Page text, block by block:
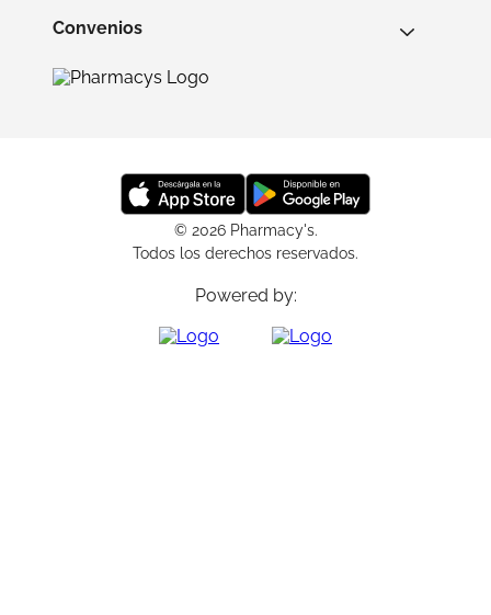
Convenios
© 2026 Pharmacy's.
Todos los derechos reservados.
Powered by: